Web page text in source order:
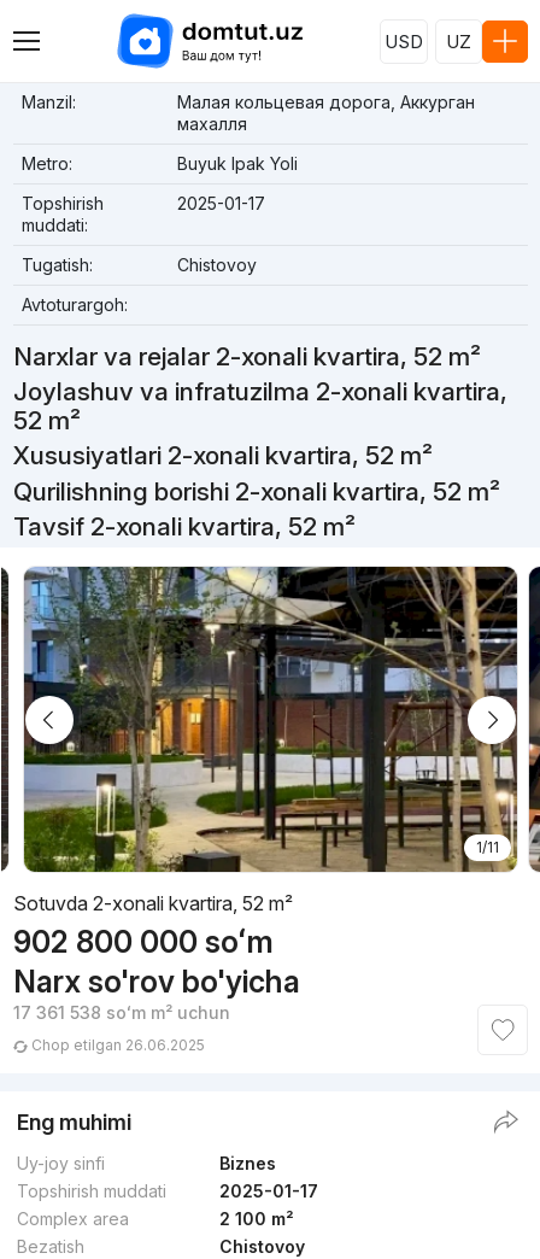
USD UZ
Manzil:
Малая кольцевая дорога, Аккурган
махалля
Metro:
Buyuk Ipak Yoli
Topshirish
muddati:
2025-01-17
Tugatish:
Chistovoy
Avtoturargoh:
Narxlar va rejalar 2-xonali kvartira, 52 m²
Joylashuv va infratuzilma 2-xonali kvartira,
52 m²
Xususiyatlari 2-xonali kvartira, 52 m²
Qurilishning borishi 2-xonali kvartira, 52 m²
Tavsif 2-xonali kvartira, 52 m²
1/11
Sotuvda 2-xonali kvartira, 52 m²
902 800 000 soʻm
Narx so'rov bo'yicha
17 361 538 soʻmm² uchun
Chop etilgan 26.06.2025
Eng muhimi
Uy-joy sinfi
Biznes
Topshirish muddati
2025-01-17
Complex area
2 100 m²
Bezatish
Chistovoy